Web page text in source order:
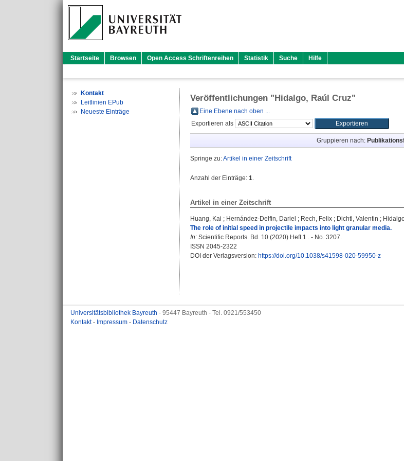
Startseite Browsen Open Access Schriftenreihen Statistik Suche Hilfe
Kontakt
Leitlinien EPub
Neueste Einträge
Veröffentlichungen "Hidalgo, Raúl Cruz"
Eine Ebene nach oben ...
Exportieren als
Gruppieren nach:
Springe zu:Artikel in einer Zeitschrift
Anzahl der Einträge: 1.
Artikel in einer Zeitschrift
Huang, Kai ; Hernández-Delfin, Dariel ; Rech, Felix ; Dichtl, Valentin ;
The role of initial speed in projectile impacts into light granular media.
In: Scientific Reports. Bd. 10 (2020) Heft 1 . - No. 3207.
ISSN 2045-2322
DOI der Verlagsversion: https://doi.org/10.1038/s41598-020-59950-z
Universitätsbibliothek Bayreuth - 95447 Bayreuth - Tel. 0921/553450
Kontakt- Impressum - Datenschutz